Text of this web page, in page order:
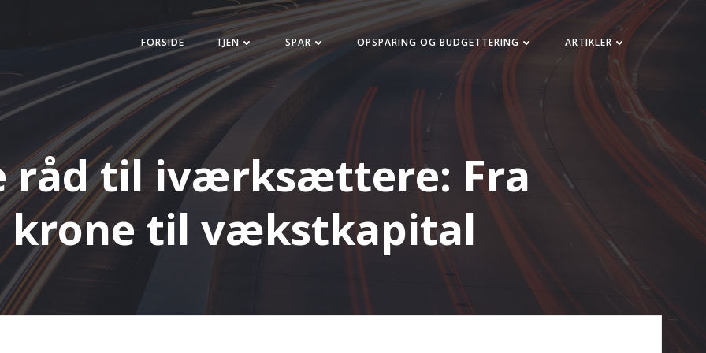
FORSIDE TJEN SPAR OPSPARING OG BUDGETTERING ARTIKLER
råd til iværksættere: Fra
krone til vækstkapital